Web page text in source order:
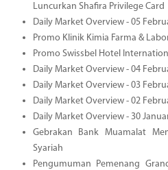
Luncurkan Shafira Privilege Card
Daily Market Overview - 05
Promo Klinik Kimia Farma &
Promo Swissbel Hotel
Daily Market Overview - 04
Daily Market Overview - 03
Daily Market Overview - 02
Daily Market Overview - 30
Gebrakan Bank Muamalat
Syariah
Pengumuman Pemenang